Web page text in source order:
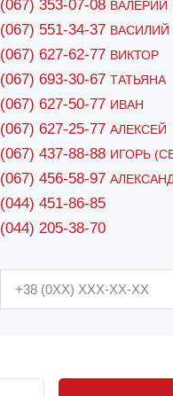
(067) 353-07-08 ВАЛЕРИЙ
(067) 551-34-37 ВАСИЛИЙ
(067) 627-62-77 ВИКТОР
(067) 693-30-67 ТАТЬЯНА
(067) 627-50-77 ИВАН
(067) 627-25-77 АЛЕКСЕЙ
(067) 437-88-88 ИГОРЬ
(067) 456-58-97
(044) 451-86-85
(044) 205-38-70